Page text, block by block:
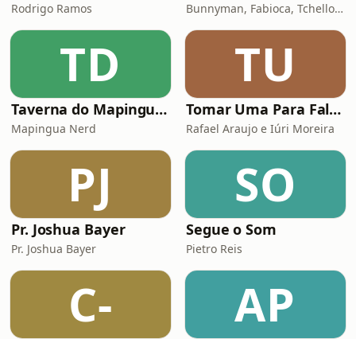
Rodrigo Ramos Bunnyman, Fabioca, Tchello, Cassio, Valesi e Raposo
TD
Taverna do Mapinguari
Mapingua Nerd
TU
Tomar Uma Para Falar Sobre...
Rafael Araujo e Iúri Moreira
PJ
Pr. Joshua Bayer
Pr. Joshua Bayer
SO
Segue o Som
Pietro Reis
C- AP